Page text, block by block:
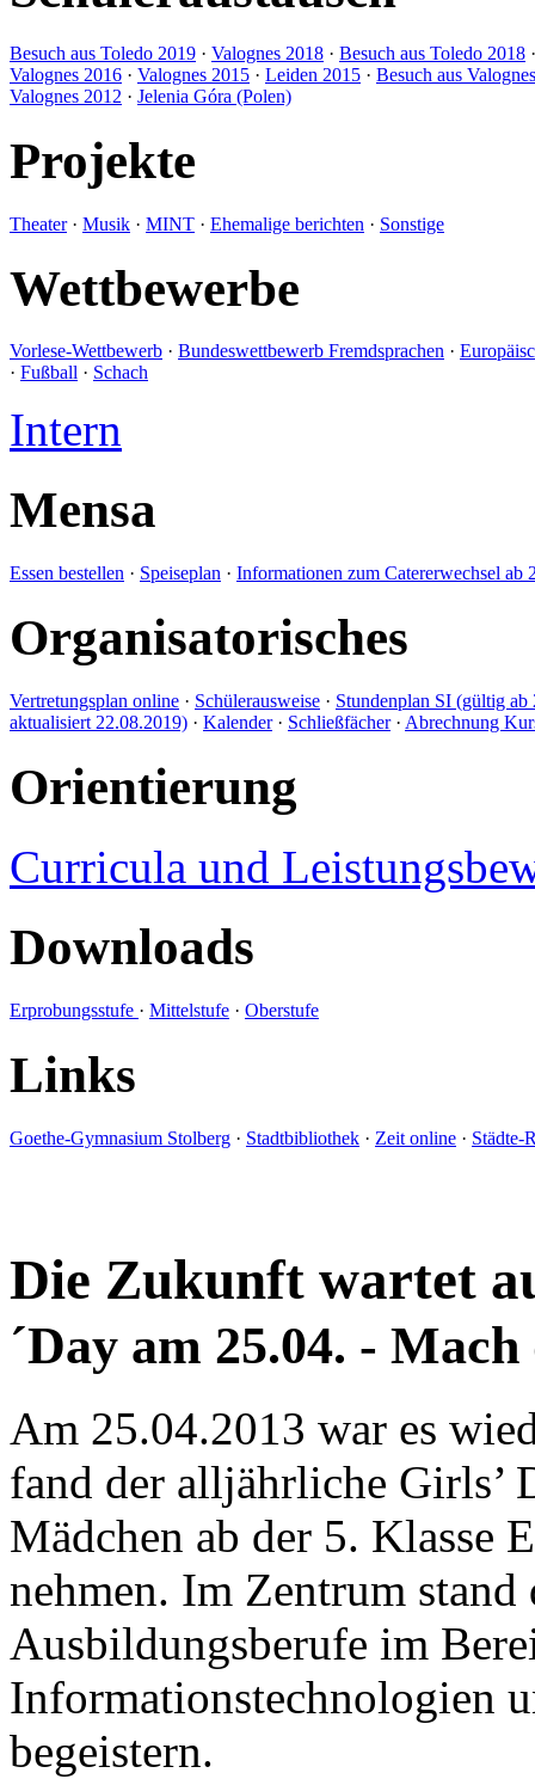
Besuch aus Toledo 2019 · Valognes 2018 · Besuch aus Toledo 2018
Valognes 2016 · Valognes 2015 · Leiden 2015 · Besuch aus
Valognes 2012 · Jelenia Góra (Polen)
Projekte
Theater· Musik · MINT · Ehemalige berichten · Sonstige
Wettbewerbe
Vorlese-Wettbewerb · Bundeswettbewerb Fremdsprachen ·
· Fußball · Schach
Intern
Mensa
Essen bestellen · Speiseplan · Informationen zum Catererwechsel ab
Organisatorisches
Vertretungsplan online · Schülerausweise · Stundenplan SI (gültig
aktualisiert 22.08.2019) · Kalender· Schließfächer· Abrechnung
Orientierung
Curricula und
Downloads
Erprobungsstufe · Mittelstufe · Oberstufe
Links
Goethe-Gymnasium Stolberg · Stadtbibliothek · Zeit online · Städte-
Die Zukunft wartet
´Day am 25.04. -
Am 25.04.2013 war es
fand der alljährliche Girls’
Mädchen ab der 5. Klasse
nehmen. Im Zentrum
Ausbildungsberufe im
Informationstechnologien
begeistern.